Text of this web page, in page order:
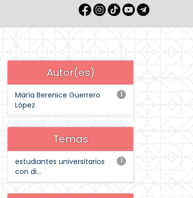
Autor(es)
1
María Berenice Guerrero
López
Temas
1
estudiantes universitarios
con di...